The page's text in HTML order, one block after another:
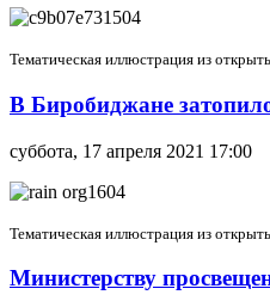
Тематическая иллюстрация из
В Биробиджане
суббота, 17 апреля 2021 17:00
Тематическая иллюстрация из
Министерству